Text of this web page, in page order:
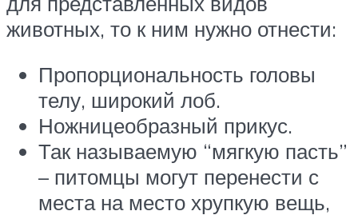
животных, то к ним нужно отнести:
Пропорциональность головы
телу, широкий лоб.
Ножницеобразный прикус.
Так называемую “мягкую пасть”
– питомцы могут перенести с
места на место хрупкую вещь,